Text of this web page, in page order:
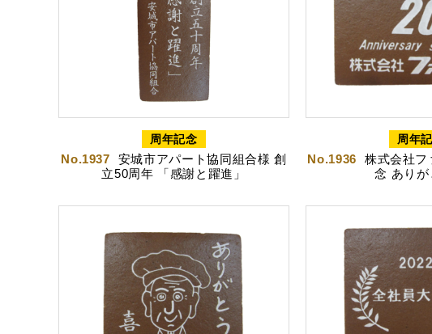
出産内祝カステラ
カステラ
周年記念
No.1937
安城市アパート協同組合様 創
立50周年 「感謝と躍進」
周年
No.1936
株式会社フ
念 ありが